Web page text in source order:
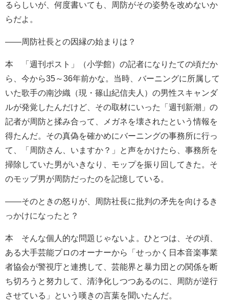
るらしいが、何度書いても、周防がその姿勢を改めないか
らだよ。
――周防社長との因縁の始まりは？
本 「週刊ポスト」（小学館）の記者になりたての頃だか
ら、今から35～36年前かな。当時、バーニングに所属して
いた歌手の南沙織（現・篠山紀信夫人）の男性スキャンダ
ルが発覚したんだけど、その取材にいった「週刊新潮」の
記者が周防と揉み合って、メガネを壊されたという情報を
得たんだ。その真偽を確かめにバーニングの事務所に行っ
て、「周防さん、いますか？」と声をかけたら、事務所を
掃除していた男がいきなり、モップを振り回してきた。そ
のモップ男が周防だったのを記憶している。
――そのときの怒りが、周防社長に批判の矛先を向けるき
っかけになったと？
本 そんな個人的な問題じゃないよ。ひとつは、その頃、
ある大手芸能プロのオーナーから「せっかく日本音楽事業
者協会が警視庁と連携して、芸能界と暴力団との関係を断
ち切ろうと努力して、清浄化しつつあるのに、周防が逆行
させている」という嘆きの言葉を聞いたんだ。